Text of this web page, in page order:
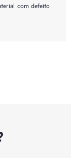
com defeito